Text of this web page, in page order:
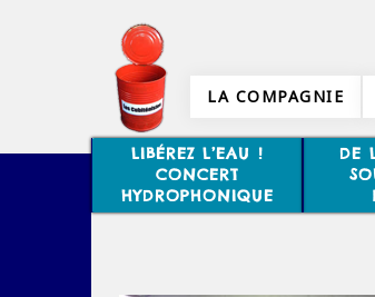
LA COMPAGNIE
LIBÉREZ L’EAU !
CONCERT
HYDROPHONIQUE
DE